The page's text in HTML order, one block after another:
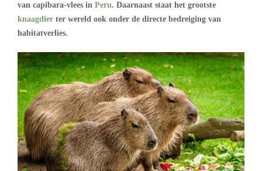
van capibara-vlees in Peru. Daarnaast staat het grootste
knaagdier ter wereld ook onder de directe bedreiging van
habitatverlies.